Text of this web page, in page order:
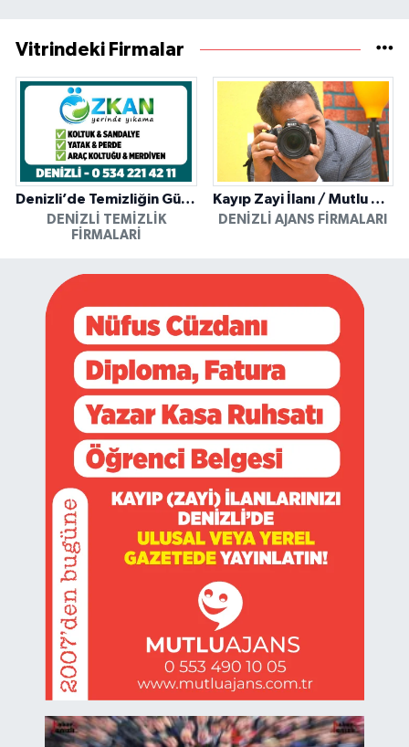
Vitrindeki Firmalar
Denizli’de Temizliğin Güvenilir Adresi: Özkan Yerinde Yıkama
DENIZLI TEMIZLIK
FIRMALARI
Kayıp Zayi İlanı / Mutlu Ajans / Denizli
DENIZLI AJANS FIRMALARI